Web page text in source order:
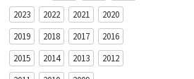
2023
2022 2021
2020
2019
2018 2017
2016
2015
2014 2013
2012